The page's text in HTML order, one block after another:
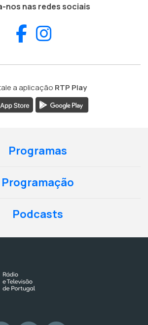
nos nas redes sociais
Facebook
a aplicação RTP Play
Programas
Programação
Podcasts